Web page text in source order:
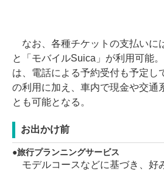
なお、各種チケットの支払いに
と「モバイルSuica」が利用可能
は、電話による予約受付も予定し
の利用に加え、車内で現金や交通
とも可能となる。
お出かけ前
旅行プランニングサービス
モデルコースなどに基づき、好